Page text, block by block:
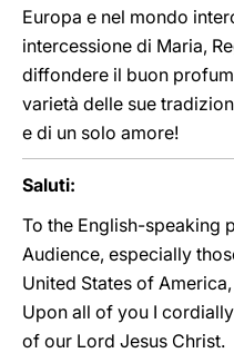
Europa e nel mondo
intercessione di Maria,
diffondere il buon
varietà delle sue
e di un solo amore!
Saluti:
To the English-speaking
Audience, especially
United States of
Upon all of you I
of our Lord Jesus Christ.